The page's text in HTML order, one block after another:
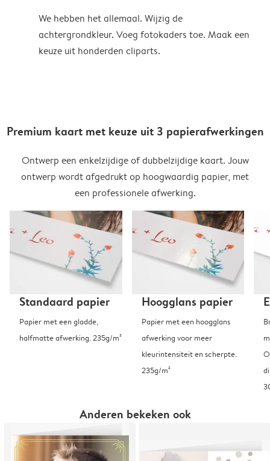
We hebben het allemaal. Wijzig de
achtergrondkleur. Voeg fotokaders toe. Maak een
keuze uit honderden cliparts.
Premium kaart met keuze uit 3 papierafwerkingen
Ontwerp een enkelzijdige of dubbelzijdige kaart. Jouw
ontwerp wordt afgedrukt op hoogwaardig papier, met
een professionele afwerking.
Standaard papier
Papier met een gladde,
halfmatte afwerking. 235g/m²
Hoogglans papier
Papier met een hoogglans
afwerking voor meer
kleurintensiteit en scherpte.
235g/m²
Anderen bekeken ook